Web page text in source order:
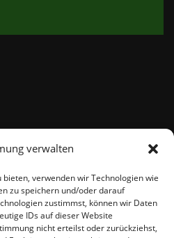
verwalten
verwenden wir Technologien wie
zu speichern und/oder darauf
zustimmst, können wir Daten
IDs auf dieser Website
nicht erteilst oder zurückziehst,